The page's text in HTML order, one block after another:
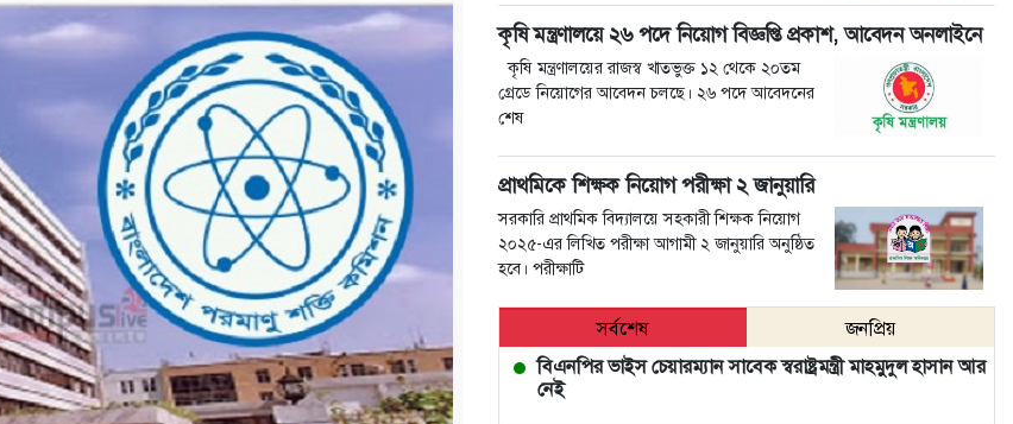
কৃষি মন্ত্রণালয়ে ২৬ পদে নিয়োগ বিজ্ঞপ্তি প্রকাশ, আবেদন অনলাইনে
কৃষি মন্ত্রণালয়ের রাজস্ব খাতভুক্ত ১২ থেকে ২০তম
গ্রেডে নিয়োগের আবেদন চলছে। ২৬ পদে আবেদনের
শেষ
প্রাথমিকে শিক্ষক নিয়োগ পরীক্ষা ২ জানুয়ারি
সরকারি প্রাথমিক বিদ্যালয়ে সহকারী শিক্ষক নিয়োগ
২০২৫-এর লিখিত পরীক্ষা আগামী ২ জানুয়ারি অনুষ্ঠিত
হবে। পরীক্ষাটি
সর্বশেষ
জনপ্রিয়
বিএনপির ভাইস চেয়ারম্যান সাবেক স্বরাষ্ট্রমন্ত্রী মাহমুদুল হাসান আর
নেই